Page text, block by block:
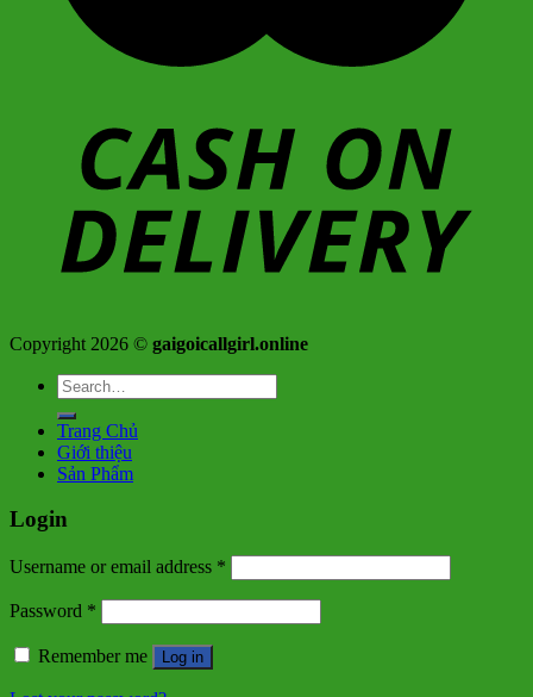
Copyright 2026 © gaigoicallgirl.online
Search
for:
Trang Chủ
Giới thiệu
Sản Phẩm
Login
Username or email address *
Password *
Remember me Log in